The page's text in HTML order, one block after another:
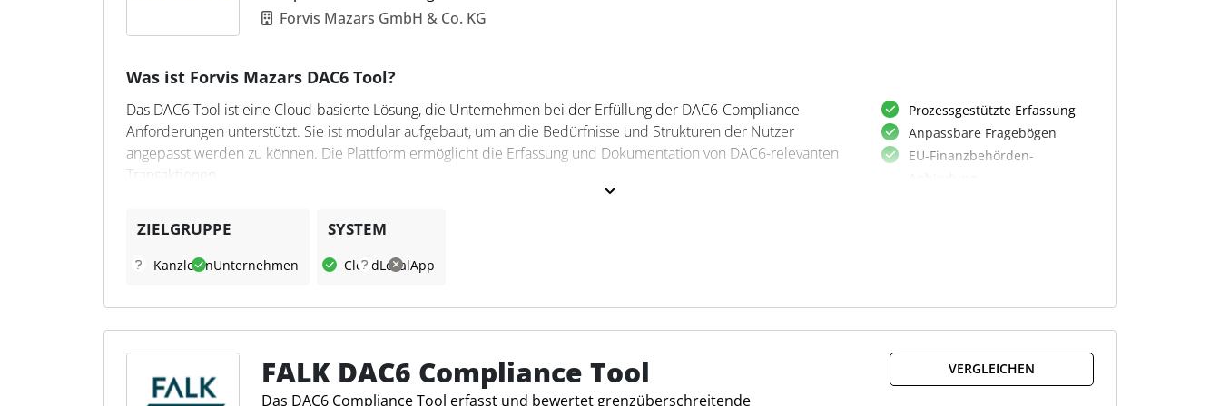
Forvis Mazars GmbH & Co. KG
Was ist Forvis Mazars DAC6 Tool?
Das DAC6 Tool ist eine Cloud-basierte Lösung, die Unternehmen bei der Erfüllung der DAC6-Compliance-
Anforderungen unterstützt. Sie ist modular aufgebaut, um an die Bedürfnisse und Strukturen der Nutzer
angepasst werden zu können. Die Plattform ermöglicht die Erfassung und Dokumentation von DAC6-relevanten
Transaktionen.
Fragebögen. Sie unterstützt die technische Anbindung an EU-Finanzbehörden und stellt sicher, dass alle
Prozessgestützte Erfassung
Anpassbare Fragebögen
EU-Finanzbehörden-
Audit-Trail Funktion
Digital Tax Portal Integration
ZIELGRUPPE
KanzleienUnternehmen
SYSTEM
CloudLokalApp
FALK DAC6 Compliance Tool
Das DAC6 Compliance Tool erfasst und bewertet grenzüberschreitende
VERGLEICHEN